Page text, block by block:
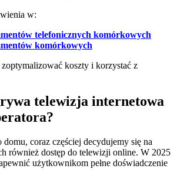
w:
telefonicznych komórkowych
komórkowych
koszty i korzystać z
telewizja internetowa
coraz częściej decydujemy się na
również dostęp do telewizji online. W 2025
użytkownikom pełne doświadczenie